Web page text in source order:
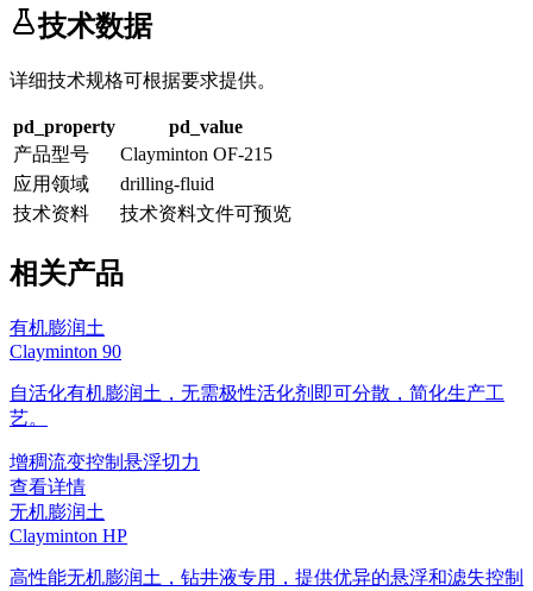
技术数据
详细技术规格可根据要求提供。
pd_property
pd_value
产品型号
Clayminton OF-215
应用领域
drilling-fluid
技术资料
技术资料文件可预览
相关产品
有机膨润土
Clayminton 90
自活化有机膨润土，无需极性活化剂即可分散，简化生产工
艺。
增稠流变控制 悬浮切力
查看详情
无机膨润土
Clayminton HP
高性能无机膨润土，钻井液专用，提供优异的悬浮和滤失控制